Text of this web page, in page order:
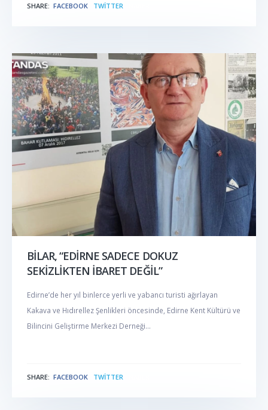
SHARE: FACEBOOK TWITTER
BİLAR, “EDİRNE SADECE DOKUZ
SEKİZLİKTEN İBARET DEĞİL”
Edirne’de her yıl binlerce yerli ve yabancı turisti ağırlayan
Kakava ve Hıdırellez Şenlikleri öncesinde, Edirne Kent Kültürü ve
Bilincini Geliştirme Merkezi Derneği...
SHARE: FACEBOOK TWITTER